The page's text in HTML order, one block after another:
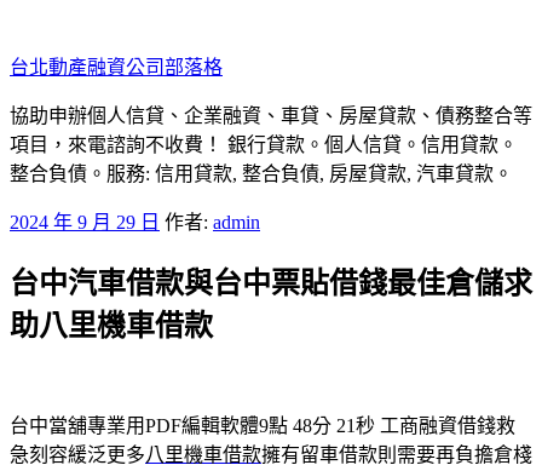
至
主
要
內
容
台北動產融資公司部落格
協助申辦個人信貸、企業融資、車貸、房屋貸款、債務整合等
項目，來電諮詢不收費！ 銀行貸款。個人信貸。信用貸款。
整合負債。服務: 信用貸款, 整合負債, 房屋貸款, 汽車貸款。
發
於
2024 年 9 月 29 日 作者: admin
台中汽車借款與台中票貼借錢最佳倉儲求
助八里機車借款
台中當舖專業用PDF編輯軟體9點 48分 21秒 工商融資借錢救
急刻容緩泛更多八里機車借款擁有留車借款則需要再負擔倉棧